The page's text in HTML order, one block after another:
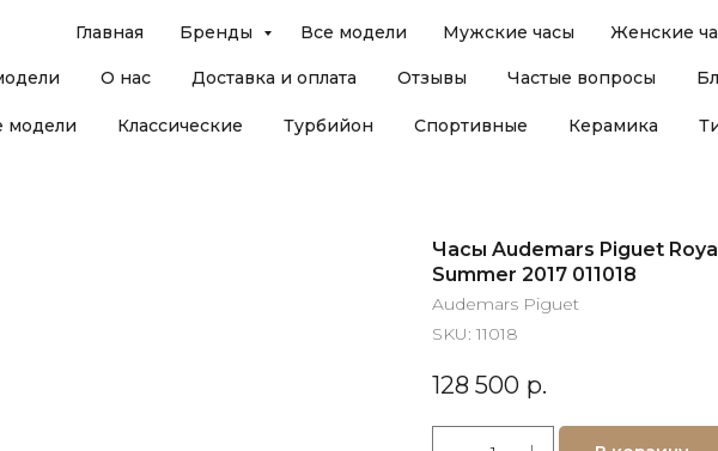
О нас Доставка и оплата Отзывы Частые вопросы
Главная Бренды Все модели Мужские часы Женские
модели Классические Турбийон Спортивные Керамика
Часы Audemars Piguet
Summer 2017 011018
Audemars Piguet
SKU: 11018
128 500 р.